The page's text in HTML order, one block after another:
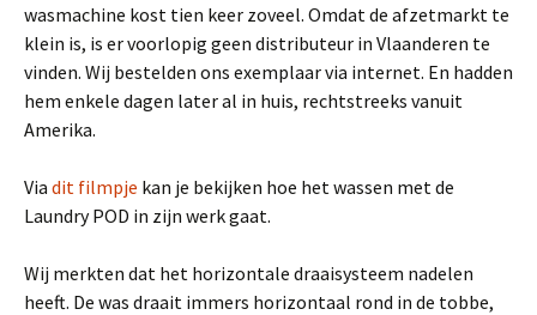
wasmachine kost tien keer zoveel. Omdat de afzetmarkt te
klein is, is er voorlopig geen distributeur in Vlaanderen te
vinden. Wij bestelden ons exemplaar via internet. En hadden
hem enkele dagen later al in huis, rechtstreeks vanuit
Amerika.
Via dit filmpje kan je bekijken hoe het wassen met de
Laundry POD in zijn werk gaat.
Wij merkten dat het horizontale draaisysteem nadelen
heeft. De was draait immers horizontaal rond in de tobbe,